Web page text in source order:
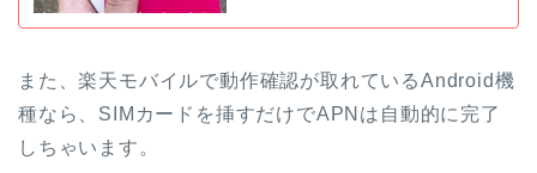
また、楽天モバイルで動作確認が取れているAndroid機
種なら、SIMカードを挿すだけでAPNは自動的に完了
しちゃいます。